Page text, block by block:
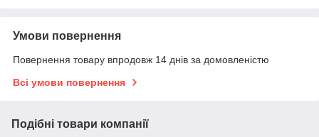
Умови повернення
Повернення товару впродовж 14 днів за домовленістю
Всі умови повернення
Подібні товари компанії